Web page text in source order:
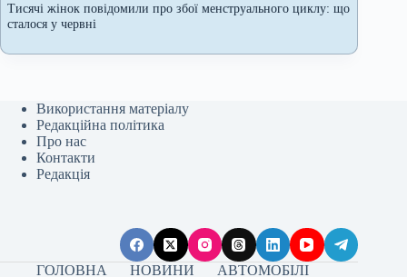
Тисячі жінок повідомили про збої менструального циклу: що
сталося у червні
Використання матеріалу
Редакційна політика
Про нас
Контакти
Редакція
ГОЛОВНА НОВИНИ АВТОМОБІЛІ